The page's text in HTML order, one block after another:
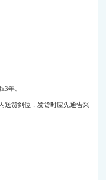
≥3年。
送货到位，发货时应先通告采